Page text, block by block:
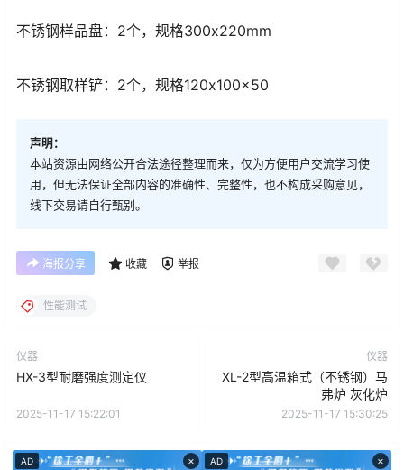
不锈钢样品盘：2个，规格300x220mm
不锈钢取样铲：2个，规格120x100x50
声明：
本站资源由网络公开合法途径整理而来，仅为方便用户交流学习使
用，但无法保证全部内容的准确性、完整性，也不构成采购意见，
线下交易请自行甄别。
海报分享 收藏 举报
性能测试
仪器
HX-3型耐磨强度测定仪
2025-11-17 15:22:01
仪器
XL-2型高温箱式（不锈钢）马
弗炉 灰化炉
2025-11-17 15:30:25
×
AD ×
AD